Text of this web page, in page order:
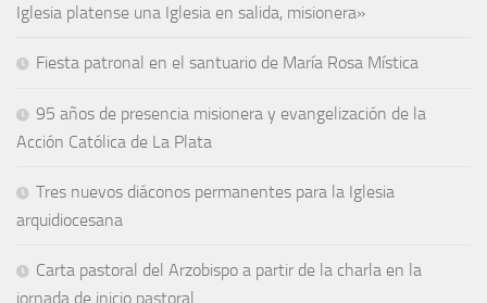
Iglesia platense una Iglesia en salida, misionera»
Fiesta patronal en el santuario de María Rosa Mística
95 años de presencia misionera y evangelización de la
Acción Católica de La Plata
Tres nuevos diáconos permanentes para la Iglesia
arquidiocesana
Carta pastoral del Arzobispo a partir de la charla en la
jornada de inicio pastoral